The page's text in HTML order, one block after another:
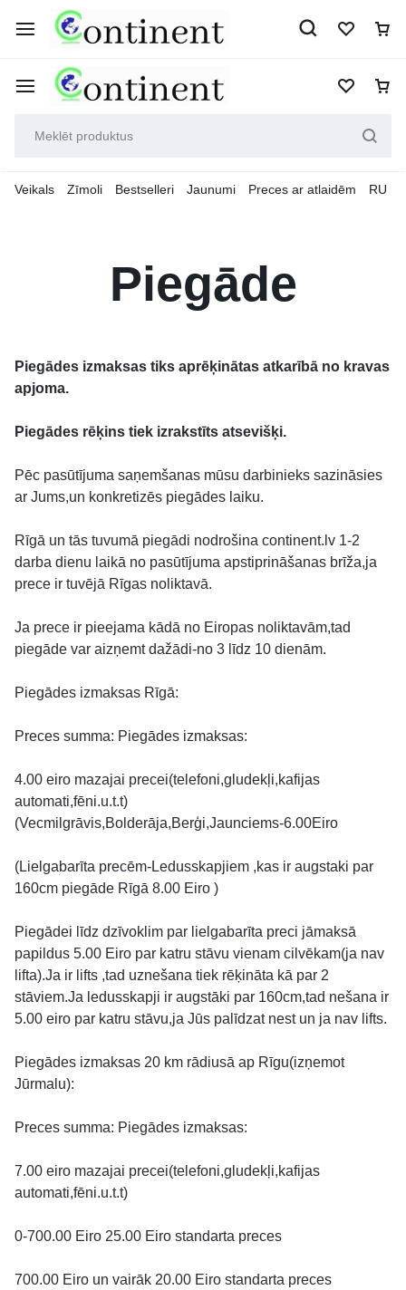
Veikals Zīmoli Bestselleri Jaunumi Preces ar atlaidēm RU
Piegāde
Piegādes izmaksas tiks aprēķinātas atkarībā no kravas
apjoma.
Piegādes rēķins tiek izrakstīts atsevišķi.
Pēc pasūtījuma saņemšanas mūsu darbinieks sazināsies
ar Jums,un konkretizēs piegādes laiku.
Rīgā un tās tuvumā piegādi nodrošina continent.lv 1-2
darba dienu laikā no pasūtījuma apstiprināšanas brīža,ja
prece ir tuvējā Rīgas noliktavā.
Ja prece ir pieejama kādā no Eiropas noliktavām,tad
piegāde var aizņemt dažādi-no 3 līdz 10 dienām.
Piegādes izmaksas Rīgā:
Preces summa: Piegādes izmaksas:
4.00 eiro mazajai precei(telefoni,gludekļi,kafijas
automati,fēni.u.t.t)
(Vecmilgrāvis,Bolderāja,Berģi,Jaunciems-6.00Eiro
(Lielgabarīta precēm-Ledusskapjiem ,kas ir augstaki par
160cm piegāde Rīgā 8.00 Eiro )
Piegādei līdz dzīvoklim par lielgabarīta preci jāmaksā
papildus 5.00 Eiro par katru stāvu vienam cilvēkam(ja nav
lifta).Ja ir lifts ,tad uznešana tiek rēķināta kā par 2
stāviem.Ja ledusskapji ir augstāki par 160cm,tad nešana ir
5.00 eiro par katru stāvu,ja Jūs palīdzat nest un ja nav lifts.
Piegādes izmaksas 20 km rādiusā ap Rīgu(izņemot
Jūrmalu):
Preces summa: Piegādes izmaksas:
7.00 eiro mazajai precei(telefoni,gludekļi,kafijas
automati,fēni.u.t.t)
0-700.00 Eiro 25.00 Eiro standarta preces
700.00 Eiro un vairāk 20.00 Eiro standarta preces